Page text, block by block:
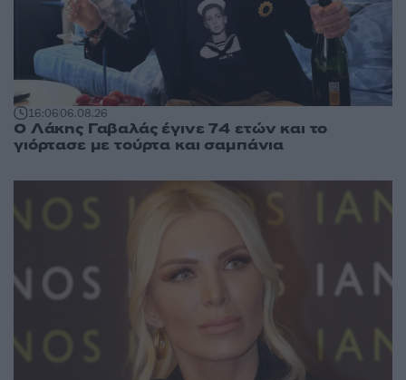
16:0606.08.26
Ο Λάκης Γαβαλάς έγινε 74 ετών και το
γιόρτασε με τούρτα και σαμπάνια